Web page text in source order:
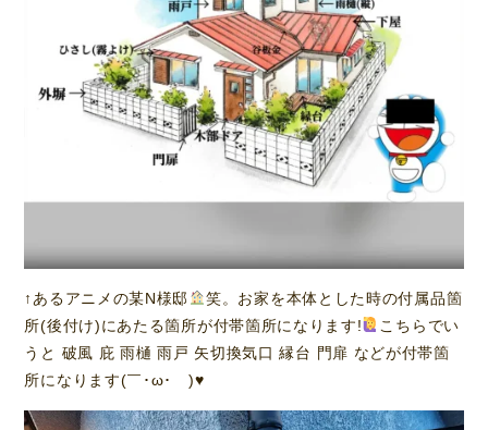
↑あるアニメの某N様邸
笑。お家を本体とした時の付属品箇
所(後付け)にあたる箇所が付帯箇所になります!
こちらでい
うと 破風 庇 雨樋 雨戸 矢切換気口 縁台 門扉 などが付帯箇
所になります(￣･ω･￣)♥️